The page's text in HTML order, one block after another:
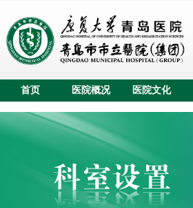
首页 医院概况 医院文化